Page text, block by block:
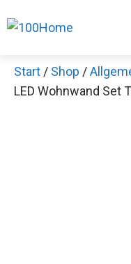
Inhalt
Start / Shop /
LED Wohnwand Set